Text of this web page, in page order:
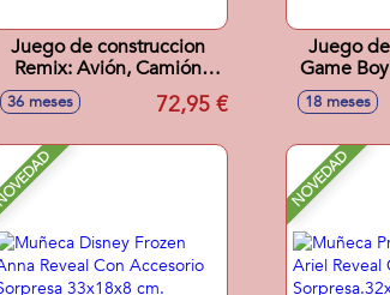
Juego de construccion
Remix: Avión, Camión
Técnico Y Aerodeslizador
Lego City Great Vehicles
36 meses 72,95 €
Juego
Game
18 meses
NOVEDAD